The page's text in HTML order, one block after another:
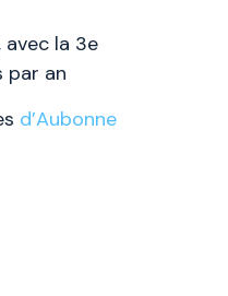
la 3e
par an
d’Aubonne